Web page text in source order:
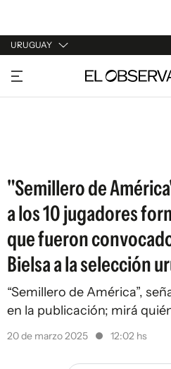
URUGUAY
URUGUAY
ARGENTINA
"Semillero de
a los 10 jugadores
que fueron
Bielsa a la selección
“Semillero de América”,
en la publicación; mirá
20 de marzo 2025 12:02 hs